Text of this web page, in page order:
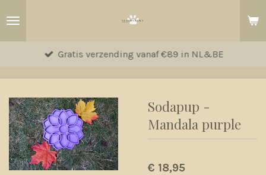
hoofdinhoud
Gratis verzending vanaf €89 in NL&BE
Sodapup -
Mandala purple
€ 18,95